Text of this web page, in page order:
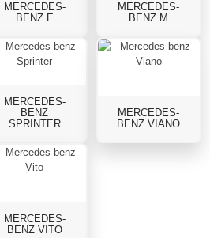
MERCEDES-
BENZ E
MERCEDES-
BENZ M
MERCEDES-
BENZ
SPRINTER
MERCEDES-
BENZ VIANO
MERCEDES-
BENZ VITO